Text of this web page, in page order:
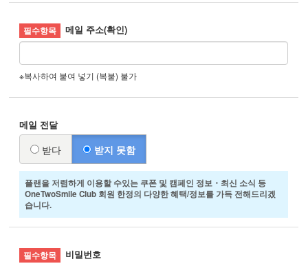
메일 주소(확인)
※복사하여 붙여 넣기 (복붙) 불가
메일 전달
받다 받지 못함
플랜을 저렴하게 이용할 수있는 쿠폰 및 캠페인 정보・최신 소식 등
OneTwoSmile Club 회원 한정의 다양한 혜택/정보를 가득 전해드리겠
습니다.
비밀번호